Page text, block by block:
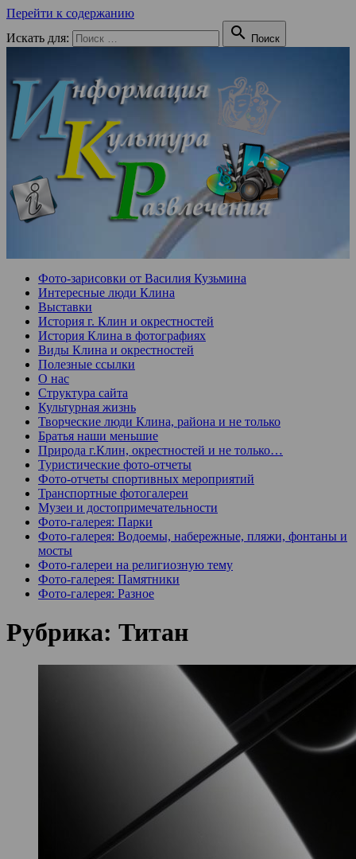
Перейти к содержанию
Искать для:
 Поиск
Фото-зарисовки от Василия Кузьмина
Интересные люди Клина
Выставки
История г. Клин и окрестностей
История Клина в фотографиях
Виды Клина и окрестностей
Полезные ссылки
О нас
Структура сайта
Культурная жизнь
Творческие люди Клина, района и не только
Братья наши меньшие
Природа г.Клин, окрестностей и не только…
Туристические фото-отчеты
Фото-отчеты спортивных мероприятий
Транспортные фотогалереи
Музеи и достопримечательности
Фото-галерея: Парки
Фото-галерея: Водоемы, набережные, пляжи, фонтаны и
мосты
Фото-галереи на религиозную тему
Фото-галерея: Памятники
Фото-галерея: Разное
Рубрика: Титан